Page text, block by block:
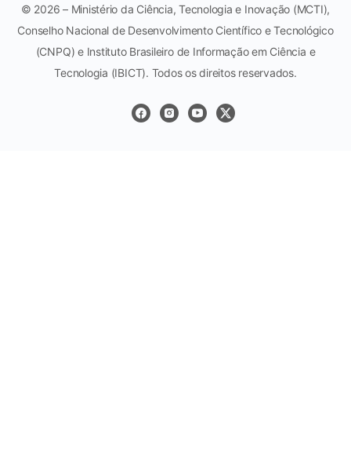
© 2026 – Ministério da Ciência, Tecnologia e Inovação (MCTI),
Conselho Nacional de Desenvolvimento Científico e Tecnológico
(CNPQ) e Instituto Brasileiro de Informação em Ciência e
Tecnologia (IBICT). Todos os direitos reservados.